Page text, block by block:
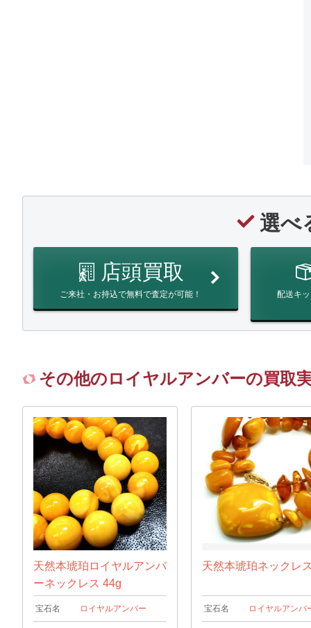
選べ
店頭買取
ご来社・お持込で無料で査定が可能！ 配送キ
その他のロイヤルアンバーの買取
天然本琥珀ロイヤルアンバ
ーネックレス 44g
宝石名 ロイヤルアンバー
天然本琥珀ネックレ
宝石名 ロイヤルアンバ